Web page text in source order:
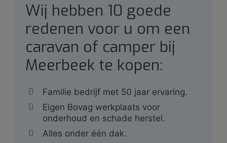
Wij hebben 10 goede
redenen voor u om een
caravan of camper bij
Meerbeek te kopen:
Familie bedrijf met 50 jaar ervaring.
Eigen Bovag werkplaats voor
onderhoud en schade herstel.
Alles onder één dak.